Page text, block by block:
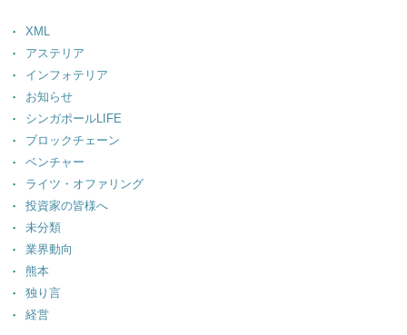
XML
アステリア
インフォテリア
お知らせ
シンガポールLIFE
ブロックチェーン
ベンチャー
ライツ・オファリング
投資家の皆様へ
未分類
業界動向
熊本
独り言
経営